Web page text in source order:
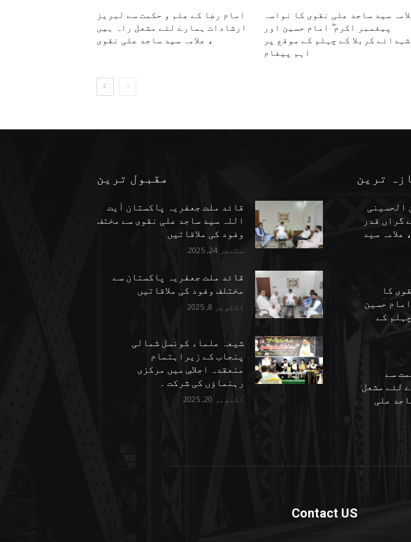
سید ساجد علی نقوی کا نواسہ
پیغمبر اکرم ۖ امام حسین اور
شہدائے کربلا کے چہلم کے موقع پر
اہم پیغام
امام رضا کے علم و حکمت سے لبریز
ارشادات ہمارے لئے مشعل راہ ہیں
، علامہ سید ساجد علی نقوی
مقبول ترین
قائد ملت جعفریہ پاکستان آیت
اللہ سید ساجد علی نقوی سے مختف
وفود کی ملاقاتیں
ستمبر 24, 2025
قائد ملت جعفریہ پاکستان سے
مختلف وفود کی ملاقاتیں
اکتوبر 8, 2025
شیعہ علماء کونسل شمالی
پنجاب کے زیراہتمام
منعقدہ اجلاسِ میں مرکزی
رہنماؤں کی شرکت ۔
اکتوبر 20, 2025
ترین
الحسینی
گراں قدر
سید
کا
حسین
کے
سے
لئے مشعل
علی
Contact US